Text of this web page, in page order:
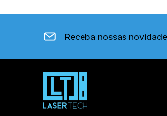
Receba nossas